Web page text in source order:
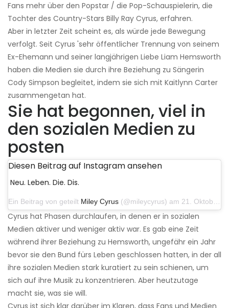
Fans mehr über den Popstar / die Pop-Schauspielerin, die
Tochter des Country-Stars Billy Ray Cyrus, erfahren.
Aber in letzter Zeit scheint es, als würde jede Bewegung
verfolgt. Seit Cyrus 'sehr öffentlicher Trennung von seinem
Ex-Ehemann und seiner langjährigen Liebe Liam Hemsworth
haben die Medien sie durch ihre Beziehung zu Sängerin
Cody Simpson begleitet, indem sie sich mit Kaitlynn Carter
zusammengetan hat.
Sie hat begonnen, viel in
den sozialen Medien zu
posten
Diesen Beitrag auf Instagram ansehen
Neu. Leben. Die. Dis.
Ein Beitrag von geteilt Miley Cyrus (@mileycyrus) am 21. Oktober 2019 um 12:31 Uhr PDT
Cyrus hat Phasen durchlaufen, in denen er in sozialen
Medien aktiver und weniger aktiv war. Es gab eine Zeit
während ihrer Beziehung zu Hemsworth, ungefähr ein Jahr
bevor sie den Bund fürs Leben geschlossen hatten, in der all
ihre sozialen Medien stark kuratiert zu sein schienen, um
sich auf ihre Musik zu konzentrieren. Aber heutzutage
macht sie, was sie will.